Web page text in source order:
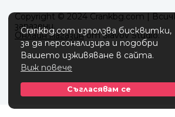
Crankbg.com използва бисквитки,
за да персонализира и подобри
Вашето изживяване в сайта.
Виж повече
Съгласявам се
Copyright © 2024 Crankbg.com |
запазени.
Онлайн магазинот Slavov Studio.